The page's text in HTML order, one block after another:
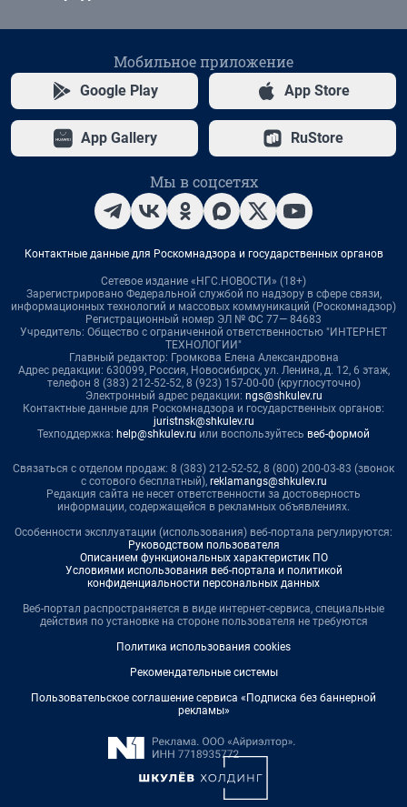
Мобильное приложение
Google Play App Store
App Gallery RuStore
Мы в соцсетях
Контактные данные для Роскомнадзора и государственных органов
Сетевое издание «НГС.НОВОСТИ» (18+)
Зарегистрировано Федеральной службой по надзору в сфере связи,
информационных технологий и массовых коммуникаций (Роскомнадзор)
Регистрационный номер ЭЛ № ФС 77— 84683
Учредитель: Общество с ограниченной ответственностью "ИНТЕРНЕТ
ТЕХНОЛОГИИ"
Главный редактор: Громкова Елена Александровна
Адрес редакции: 630099, Россия, Новосибирск, ул. Ленина, д. 12, 6 этаж,
телефон 8 (383) 212-52-52, 8 (923) 157-00-00 (круглосуточно)
Электронный адрес редакции: ngs@shkulev.ru
Контактные данные для Роскомнадзора и государственных органов:
juristnsk@shkulev.ru
Техподдержка: help@shkulev.ru или воспользуйтесь веб-формой
Связаться с отделом продаж: 8 (383) 212-52-52, 8 (800) 200-03-83 (звонок
с сотового бесплатный), reklamangs@shkulev.ru
Редакция сайта не несет ответственности за достоверность
информации, содержащейся в рекламных объявлениях.
Особенности эксплуатации (использования) веб-портала регулируются:
Руководством пользователя
Описанием функциональных характеристик ПО
Условиями использования веб-портала и политикой
конфиденциальности персональных данных
Веб-портал распространяется в виде интернет-сервиса, специальные
действия по установке на стороне пользователя не требуются
Политика использования cookies
Рекомендательные системы
Пользовательское соглашение сервиса «Подписка без баннерной
рекламы»